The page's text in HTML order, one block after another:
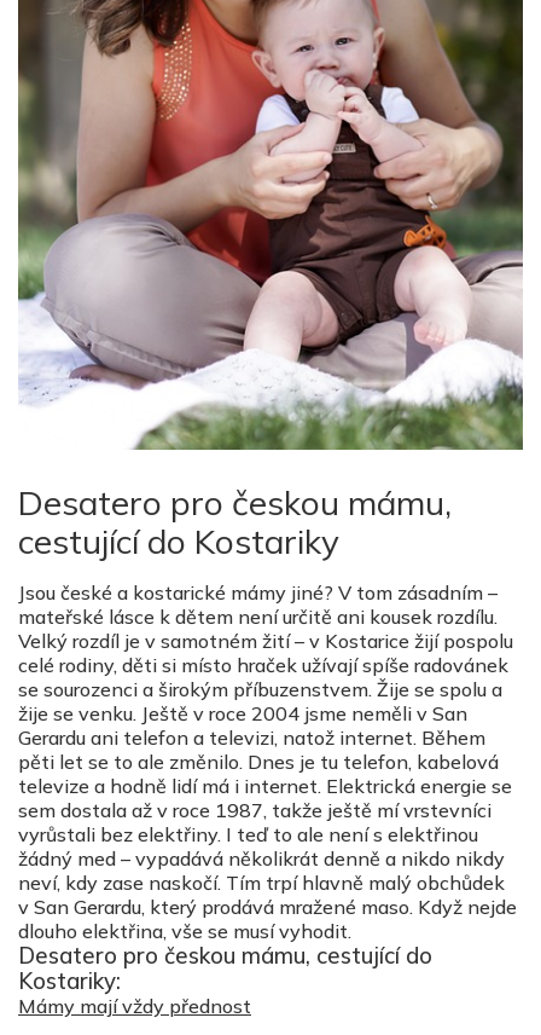
Desatero pro českou mámu,
cestující do Kostariky
Jsou české a kostarické mámy jiné? V tom zásadním –
mateřské lásce k dětem není určitě ani kousek rozdílu.
Velký rozdíl je v samotném žití – v Kostarice žijí pospolu
celé rodiny, děti si místo hraček užívají spíše radovánek
se sourozenci a širokým příbuzenstvem. Žije se spolu a
žije se venku. Ještě v roce 2004 jsme neměli v San
Gerardu ani telefon a televizi, natož internet. Během
pěti let se to ale změnilo. Dnes je tu telefon, kabelová
televize a hodně lidí má i internet. Elektrická energie se
sem dostala až v roce 1987, takže ještě mí vrstevníci
vyrůstali bez elektřiny. I teď to ale není s elektřinou
žádný med – vypadává několikrát denně a nikdo nikdy
neví, kdy zase naskočí. Tím trpí hlavně malý obchůdek
v San Gerardu, který prodává mražené maso. Když nejde
dlouho elektřina, vše se musí vyhodit.
Desatero pro českou mámu, cestující do
Kostariky:
Mámy mají vždy přednost